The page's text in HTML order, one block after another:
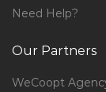
Need Help?
Our Partners
WeCoopt